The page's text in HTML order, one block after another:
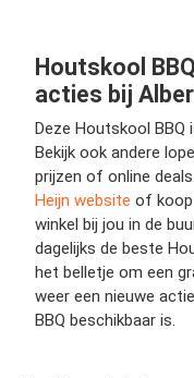
Houtskool
acties bij
Deze Houtskool BBQ
Bekijk ook andere
prijzen of online
Heijn website of
winkel bij jou in de
dagelijks de beste
het belletje om een
weer een nieuwe
BBQ beschikbaar is.